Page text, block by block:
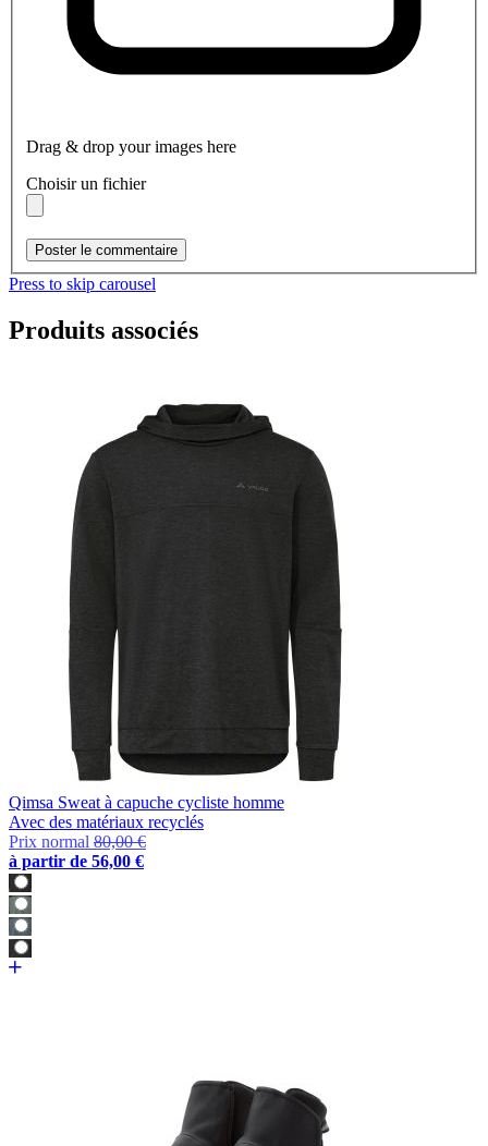
Drag & drop your images here
Choisir un fichier
Poster le commentaire
Press to skip carousel
Produits associés
Qimsa Sweat à capuche cycliste homme
Avec des matériaux recyclés
Prix normal 80,00 €
à partir de 56,00 €